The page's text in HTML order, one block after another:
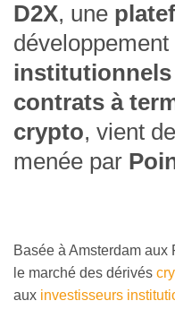
D2X, une
institutionnels
contrats à
crypto, vient
menée par
Basée à Amsterdam
le marché des dérivés
aux investisseurs